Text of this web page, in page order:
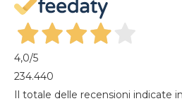
Magazine
4,0/5
234.440
Il totale delle recensioni indicate